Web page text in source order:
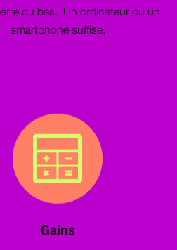
du bas. Un ordinateur ou un
smartphone suffise.
Gains